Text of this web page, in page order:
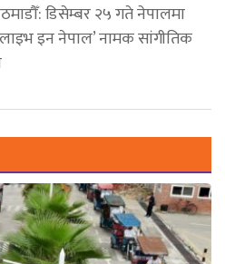
डिसेम्बर २५ गते नेपालमा
इन नेपाल’ नामक सांगीतिक